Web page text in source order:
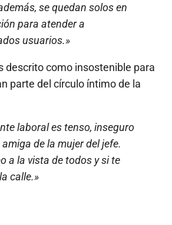
se quedan solos en
para atender a
usuarios.»
descrito como insostenible para
parte del círculo íntimo de la
laboral es tenso, inseguro
de la mujer del jefe.
a la vista de todos y si te
calle.»